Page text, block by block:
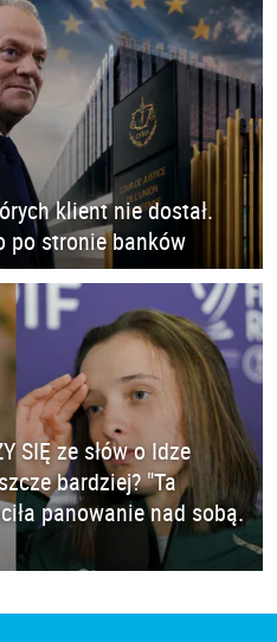
klient nie dostał.
po stronie banków
SIĘ ze słów o Idze
bardziej? "Ta
panowanie nad sobą.